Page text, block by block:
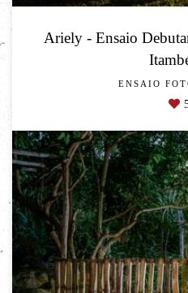
Ariely - Ensaio
ENSAIO